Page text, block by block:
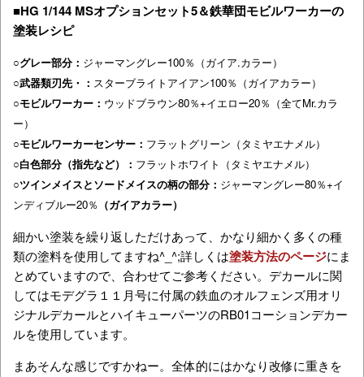
■HG 1/144 MSオプションセット5＆鉄華団モビルワーカーの
塗装レシピ
○グレー部分： ジャーマングレー100％（ガイア.カラー）
○武器類刃先・： スターブライトアイアン100％（ガイアカラー）
○モビルワーカー ： ウッドブラウン80％+イエロー20％（全てMr.カラ
ー）
○モビルワーカーセンサー ： フラットグリーン（タミヤエナメル）
○白色部分（指先など）
： フラットホワイト（タミヤエナメル）
○ツインメイスとソードメイスの柄の部分： ジャーマングレー80％+イ
ンディブルー20％ （ガイアカラー）
細かい塗装を繰り返しただけあって、かなり細かく多くの種
類の塗料を使用してますね^_^;詳しくは塗装方法のページにま
とめていますので、合わせてご参考ください。デカールに関
してはモデグラ１１月号に付属の鉄血のオルフェンズ用オリ
ジナルデカールとハイキューパーツのRB01コーションデカー
ルを使用しています。
まあそんな感じですかねー。全体的にはかなり改修に重きを